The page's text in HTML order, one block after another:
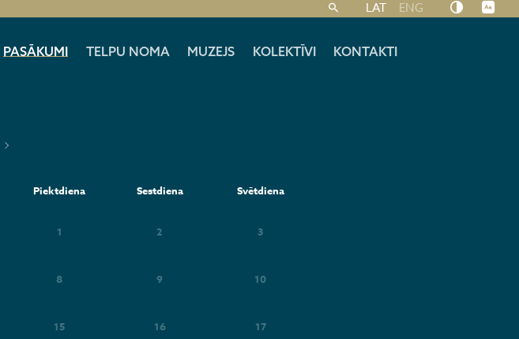
LAT ENG
PASĀKUMI TELPU NOMA MUZEJS KOLEKTĪVI KONTAKTI
Piektdiena Sestdiena Svētdiena
1 2 3
8 9 10
15 16 17